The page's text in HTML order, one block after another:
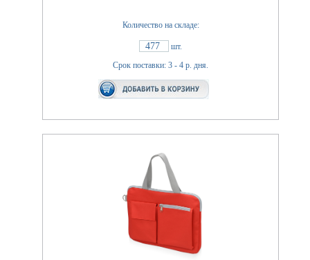
Количество на складе:
477
шт.
Срок поставки: 3 - 4 р. дня.